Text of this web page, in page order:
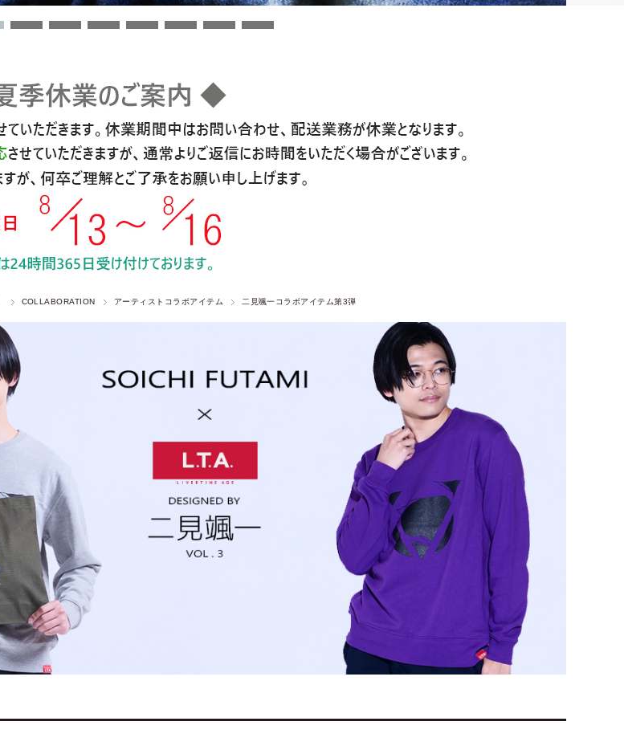
COLLABORATION アーティストコラボアイテム 二見颯一コラボアイテム第3弾